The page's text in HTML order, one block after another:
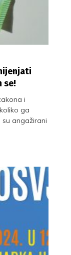
se!
i
ga
angažirani